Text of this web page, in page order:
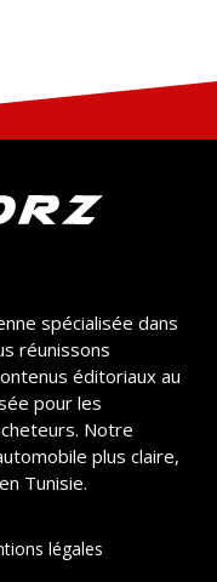
spécialisée dans
réunissons
éditoriaux au
pour les
Notre
plus claire,
Tunisie.
légales